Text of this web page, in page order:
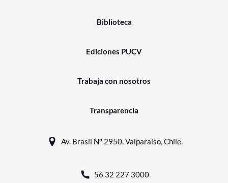
Biblioteca
Ediciones PUCV
Trabaja con nosotros
Transparencia
Av. Brasil N° 2950, Valparaíso, Chile.
56 32 227 3000